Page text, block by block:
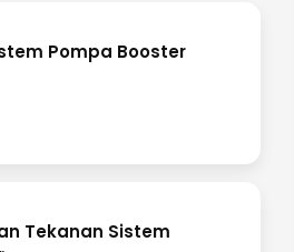
Pompa Booster
Tekanan Sistem